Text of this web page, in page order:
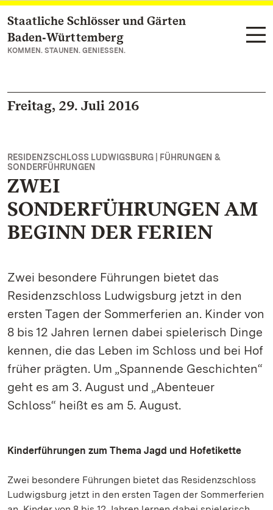
Zum Hauptinhalt springen
Staatliche Schlösser und Gärten
Baden‑Württemberg
KOMMEN. STAUNEN. GENIESSEN.
Freitag, 29. Juli 2016
RESIDENZSCHLOSS LUDWIGSBURG | FÜHRUNGEN &
SONDERFÜHRUNGEN
ZWEI
SONDERFÜHRUNGEN AM
BEGINN DER FERIEN
Zwei besondere Führungen bietet das
Residenzschloss Ludwigsburg jetzt in den
ersten Tagen der Sommerferien an. Kinder von
8 bis 12 Jahren lernen dabei spielerisch Dinge
kennen, die das Leben im Schloss und bei Hof
früher prägten. Um „Spannende Geschichten“
geht es am 3. August und „Abenteuer
Schloss“ heißt es am 5. August.
Kinderführungen zum Thema Jagd und Hofetikette
Zwei besondere Führungen bietet das Residenzschloss
Ludwigsburg jetzt in den ersten Tagen der Sommerferien